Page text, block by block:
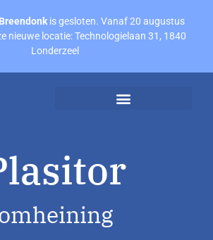
Breendonkis gesloten. Vanaf 20 augustus
nieuwe locatie: Technologielaan 31, 1840
Londerzeel